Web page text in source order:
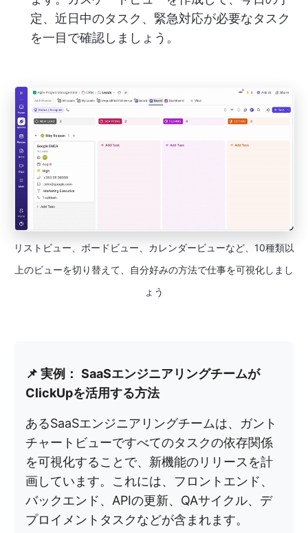
定、近日中のタスク、緊急対応が必要なタスク
を一目で確認しましょう。
リストビュー、ボードビュー、カレンダービューなど、10種類以
上のビューを切り替えて、自分好みの方法で仕事を可視化しまし
ょう
📌 実例： SaaSエンジニアリングチームが
ClickUpを活用する方法
あるSaaSエンジニアリングチームは、ガント
チャートビューですべてのタスクの依存関係
を可視化することで、新機能のリリースを計
画しています。これには、フロントエンド、
バックエンド、APIの更新、QAサイクル、デ
プロイメントタスクなどが含まれます。